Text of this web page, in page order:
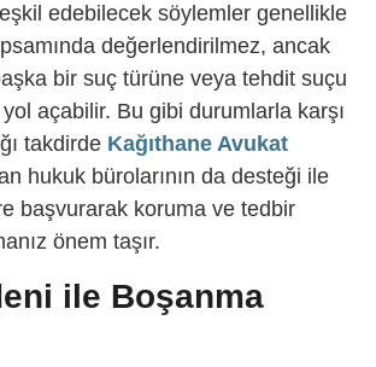
edebilecek söylemler genellikle
değerlendirilmez, ancak
bir suç türüne veya tehdit suçu
açabilir. Bu gibi durumlarla karşı
takdirde Kağıthane Avukat
hukuk bürolarının da desteği ile
başvurarak koruma ve tedbir
önem taşır.
ile Boşanma